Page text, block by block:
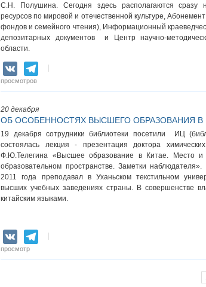
С.Н. Полушина. Сегодня здесь располагаются сразу
ресурсов по мировой и отечественной культуре,
фондов и семейного чтения), Информационный
депозитарных документов и Центр научно-
области.
VK
просмотров
20 декабря
ОБ ОСОБЕННОСТЯХ ВЫСШЕГО ОБРАЗОВАНИЯ В
19 декабря сотрудники библиотеки посетили ИЦ
состоялась лекция - презентация доктора
Ф.Ю.Телегина «Высшее образование в Китае. Место и
образовательном пространстве. Заметки
2011 года преподавал в Уханьском текстильном
высших учебных заведениях страны. В совершенстве
китайским языками.
VK
просмотр